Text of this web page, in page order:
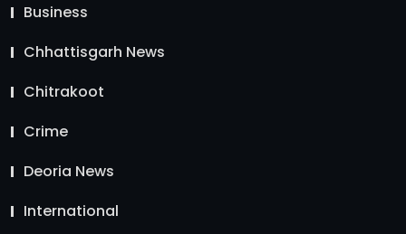
Business
Chhattisgarh News
Chitrakoot
Crime
Deoria News
International